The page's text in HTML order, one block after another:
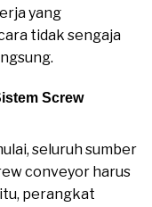
yang
tidak sengaja
Screw
seluruh sumber
conveyor harus
perangkat